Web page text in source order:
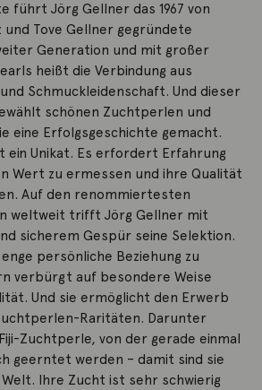
führt Jörg Gellner das 1967 von
und Tove Gellner gegründete
Generation und mit großer
heißt die Verbindung aus
Schmuckleidenschaft. Und dieser
schönen Zuchtperlen und
eine Erfolgsgeschichte gemacht.
ein Unikat. Es erfordert Erfahrung
Wert zu ermessen und ihre Qualität
Auf den renommiertesten
weltweit trifft Jörg Gellner mit
sicherem Gespür seine Selektion.
persönliche Beziehung zu
verbürgt auf besondere Weise
Und sie ermöglicht den Erwerb
Raritäten. Darunter
Zuchtperle, von der gerade einmal
geerntet werden – damit sind sie
Ihre Zucht ist sehr schwierig